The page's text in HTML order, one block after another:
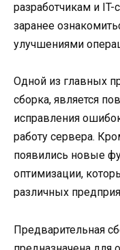
разработчикам и
заранее
улучшениями
Одной из главных
сборка, является
исправления
работу сервера.
появились новые
оптимизации,
различных
Предварительная